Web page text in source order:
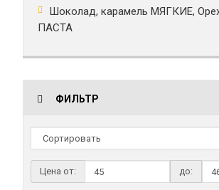
Шоколад, карамель МЯГКИЕ,
ПАСТА
ФИЛЬТР
Цена от: до: